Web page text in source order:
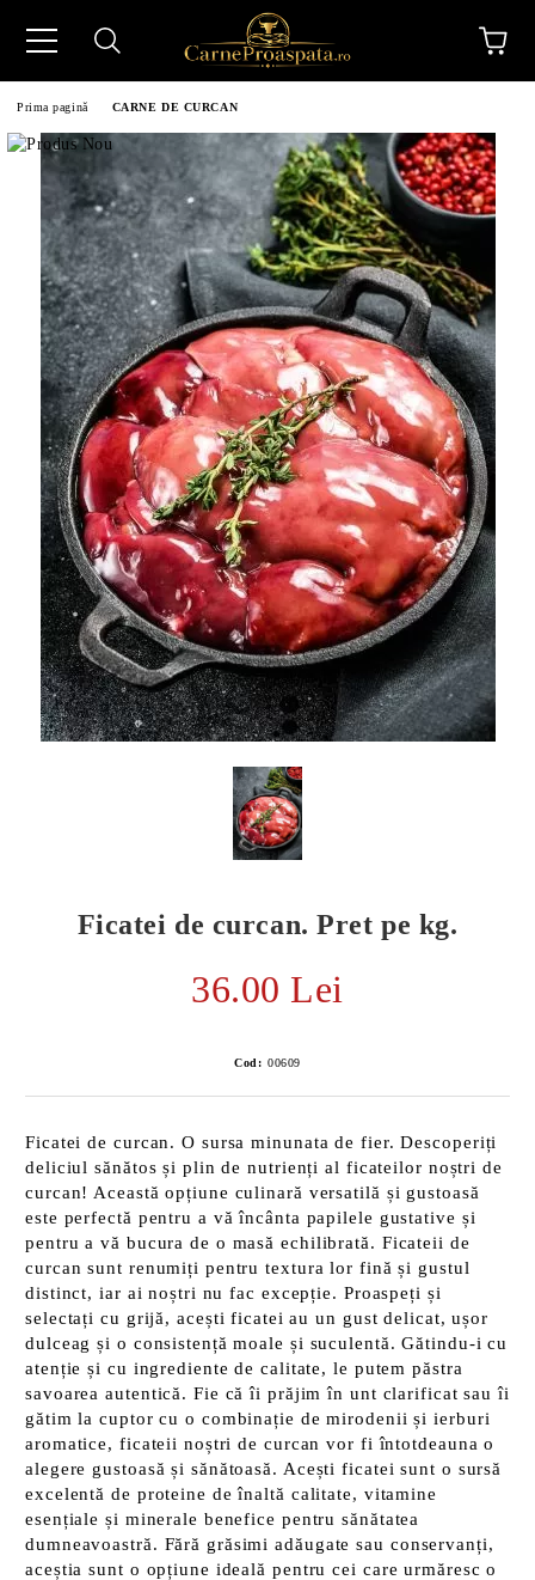
Prima pagină CARNE DE CURCAN
Ficatei de curcan. Pret pe kg.
36.00 Lei
Cod: 00609
Ficatei de curcan. O sursa minunata de fier. Descoperiți
deliciul sănătos și plin de nutrienți al ficateilor noștri de
curcan! Această opțiune culinară versatilă și gustoasă
este perfectă pentru a vă încânta papilele gustative și
pentru a vă bucura de o masă echilibrată. Ficateii de
curcan sunt renumiți pentru textura lor fină și gustul
distinct, iar ai noștri nu fac excepție. Proaspeți și
selectați cu grijă, acești ficatei au un gust delicat, ușor
dulceag și o consistență moale și suculentă. Gătindu-i cu
atenție și cu ingrediente de calitate, le putem păstra
savoarea autentică. Fie că îi prăjim în unt clarificat sau îi
gătim la cuptor cu o combinație de mirodenii și ierburi
aromatice, ficateii noștri de curcan vor fi întotdeauna o
alegere gustoasă și sănătoasă. Acești ficatei sunt o sursă
excelentă de proteine de înaltă calitate, vitamine
esențiale și minerale benefice pentru sănătatea
dumneavoastră. Fără grăsimi adăugate sau conservanți,
aceștia sunt o opțiune ideală pentru cei care urmăresc o